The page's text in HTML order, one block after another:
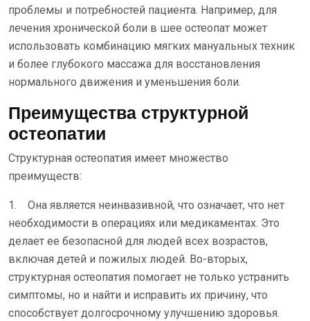
проблемы и потребностей пациента. Например, для
лечения хронической боли в шее остеопат может
использовать комбинацию мягких мануальных техник
и более глубокого массажа для восстановления
нормального движения и уменьшения боли.
Преимущества структурной
остеопатии
Структурная остеопатия имеет множество
преимуществ:
1. Она является неинвазивной, что означает, что нет
необходимости в операциях или медикаментах. Это
делает ее безопасной для людей всех возрастов,
включая детей и пожилых людей. Во-вторых,
структурная остеопатия помогает не только устранить
симптомы, но и найти и исправить их причину, что
способствует долгосрочному улучшению здоровья.